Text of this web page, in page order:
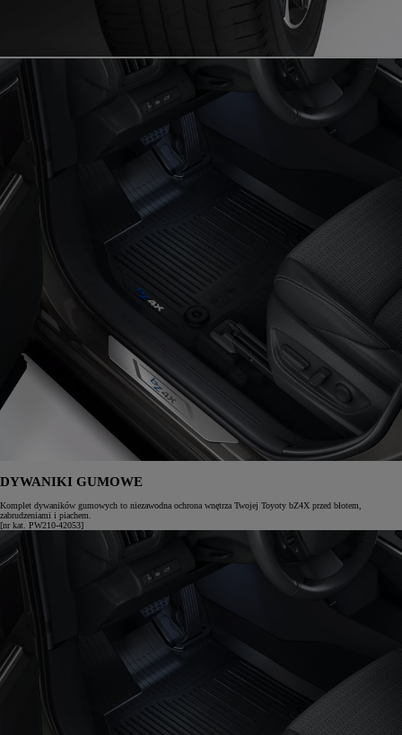
DYWANIKI GUMOWE
Komplet dywaników gumowych to niezawodna ochrona wnętrza Twojej Toyoty bZ4X przed błotem,
zabrudzeniami i piachem.
[nr kat. PW210-42053]